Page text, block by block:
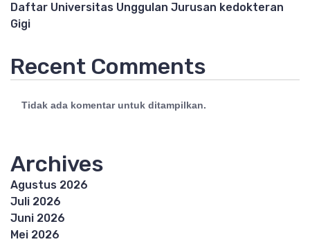
Daftar Universitas Unggulan Jurusan kedokteran
Gigi
Recent Comments
Tidak ada komentar untuk ditampilkan.
Archives
Agustus 2026
Juli 2026
Juni 2026
Mei 2026